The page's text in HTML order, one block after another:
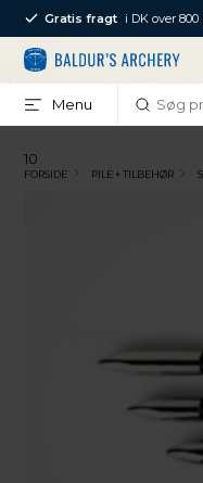
Gratis fragt i DK over
Menu
10
FORSIDE PILE + TILBEHØR